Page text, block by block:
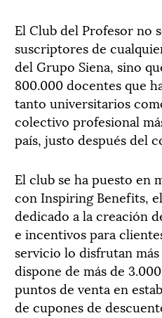
El Club del Profesor no
suscriptores de
del Grupo Siena, sino
800.000 docentes que
tanto universitarios
colectivo profesional
país, justo después del
El club se ha puesto en
con Inspiring Benefits,
dedicado a la creación
e incentivos para
servicio lo disfrutan
dispone de más de
puntos de venta en
de cupones de